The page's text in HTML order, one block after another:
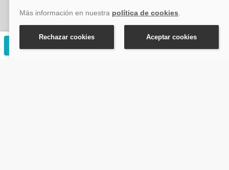
reservas@vayacruceros.com
reservados. Autorización nº 29780-2